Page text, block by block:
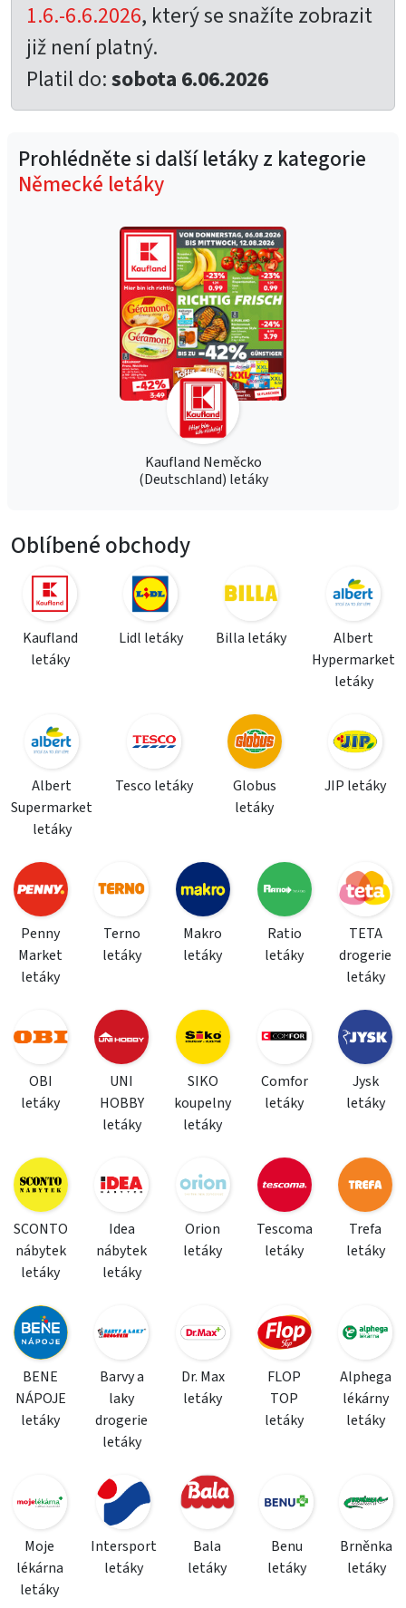
1.6.-6.6.2026, který se snažíte zobrazit
již není platný.
Platil do:sobota 6.06.2026
Prohlédněte si další letáky z kategorie
Německé letáky
Kaufland Neměcko
(Deutschland) letáky
Oblíbené obchody
Kaufland
letáky
Lidl letáky Billa letáky
Albert
Hypermarket
letáky
Albert
Supermarket
letáky
Tesco letáky
Globus
letáky
JIP letáky
Penny
Market
letáky
Terno
letáky
Makro
letáky
Ratio
letáky
TETA
drogerie
letáky
OBI
letáky
UNI
HOBBY
letáky
SIKO
koupelny
letáky
Comfor
letáky
Jysk
letáky
SCONTO
nábytek
letáky
Idea
nábytek
letáky
Orion
letáky
Tescoma
letáky
Trefa
letáky
BENE
NÁPOJE
letáky
Barvy a
laky
drogerie
letáky
Dr. Max
letáky
FLOP
TOP
letáky
Alphega
lékárny
letáky
Moje
lékárna
letáky
Intersport
letáky
Bala
letáky
Benu
letáky
Brněnka
letáky